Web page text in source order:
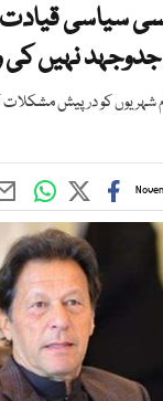
ایسی سیاسی
نہیں کی
شہریوں کو درپیش